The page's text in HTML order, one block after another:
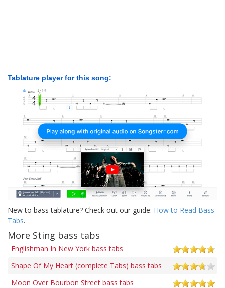
Tablature player for this song:
New to bass tablature? Check out our guide: How to Read Bass
Tabs.
More Sting bass tabs
Englishman In New York bass tabs
Shape Of My Heart (complete Tabs) bass tabs
Moon Over Bourbon Street bass tabs